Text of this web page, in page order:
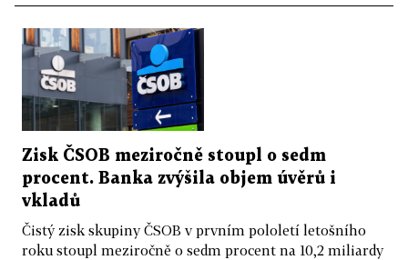
Zisk ČSOB meziročně stoupl o sedm
procent. Banka zvýšila objem úvěrů i
vkladů
Čistý zisk skupiny ČSOB v prvním pololetí letošního
roku stoupl meziročně o sedm procent na 10,2 miliardy